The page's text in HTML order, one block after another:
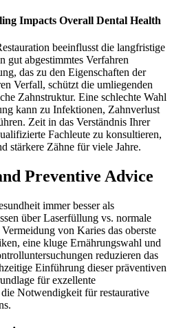
Impacts Overall Dental Health
beeinflusst die langfristige
gut abgestimmtes Verfahren
das zu den Eigenschaften der
Verfall, schützt die umliegenden
Zahnstruktur. Eine schlechte Wahl
kann zu Infektionen, Zahnverlust
Zeit in das Verständnis Ihrer
Fachleute zu konsultieren,
stärkere Zähne für viele Jahre.
Preventive Advice
immer besser als
über Laserfüllung vs. normale
von Karies das oberste
eine kluge Ernährungswahl und
reduzieren das
Einführung dieser präventiven
für exzellente
Notwendigkeit für restaurative